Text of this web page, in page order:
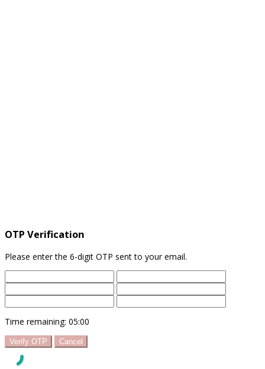
OTP Verification
Please enter the 6-digit OTP sent to your email.
Time remaining: 05:00
Verify OTP Cancel